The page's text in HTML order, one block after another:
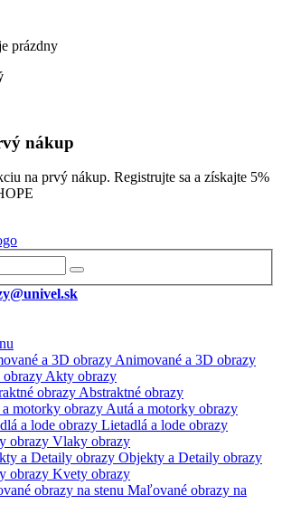
prázdny
nákup
na prvý nákup. Registrujte sa a získajte 5%
Animované a 3D obrazy
Akty obrazy
Abstraktné obrazy
Autá a motorky obrazy
Lietadlá a lode obrazy
Vlaky obrazy
Objekty a Detaily obrazy
Kvety obrazy
Maľované obrazy na